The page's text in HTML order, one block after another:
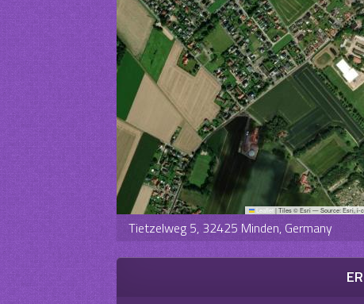
Leaflet|Tiles © Esri — Source: Esri, i-
Tietzelweg 5, 32425 Minden, Germany